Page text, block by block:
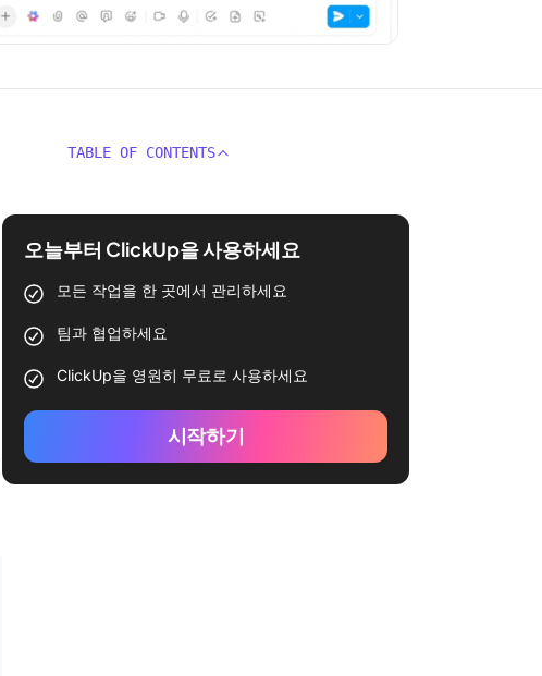
TABLE OF CONTENTS
오늘부터 ClickUp을 사용하세요
모든 작업을 한 곳에서 관리하세요
팀과 협업하세요
ClickUp을 영원히 무료로 사용하세요
시작하기